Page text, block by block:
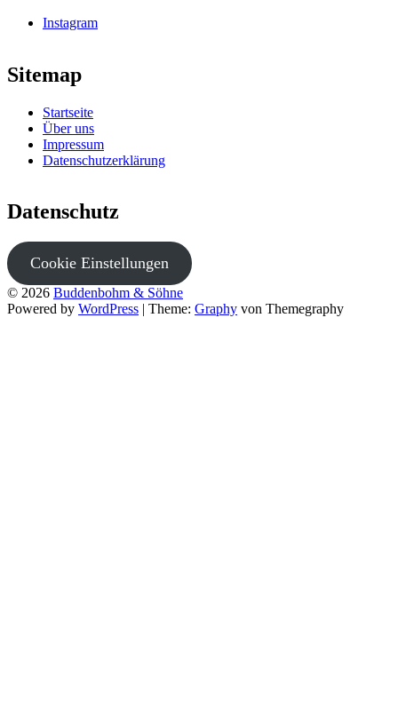
Instagram
Sitemap
Startseite
Über uns
Impressum
Datenschutzerklärung
Datenschutz
Cookie Einstellungen
© 2026 Buddenbohm & Söhne
Powered by WordPress | Theme: Graphy von Themegraphy